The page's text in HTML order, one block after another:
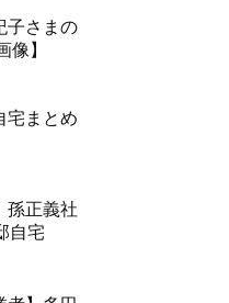
子さまの
像】
宅まとめ
孫正義社
自宅